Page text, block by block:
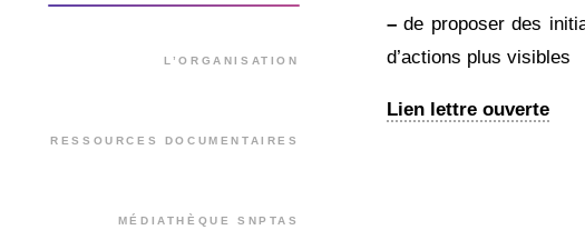
L’ORGANISATION
RESSOURCES DOCUMENTAIRES
MÉDIATHÈQUE SNPTAS
–de proposer des
d’actions plus visibles
Lien lettre ouverte